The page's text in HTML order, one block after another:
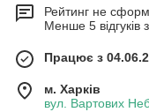
Рейтинг не
Менше 5 відгуків
Працює з
м. Харків
вул. Вартових